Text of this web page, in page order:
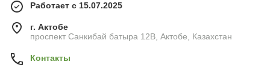
Работает с 15.07.2025
г. Актобе
проспект Санкибай батыра 12В, Актобе, Казахстан
Контакты